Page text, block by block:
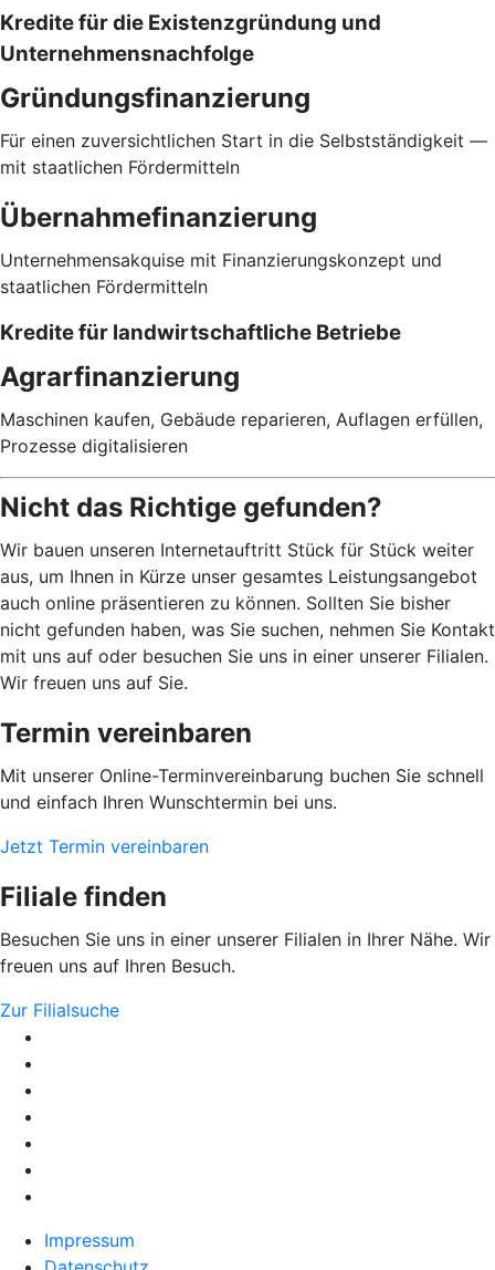
Kredite für die Existenzgründung und
Unternehmensnachfolge
Gründungsfinanzierung
Für einen zuversichtlichen Start in die Selbstständigkeit —
mit staatlichen Fördermitteln
Übernahmefinanzierung
Unternehmensakquise mit Finanzierungskonzept und
staatlichen Fördermitteln
Kredite für landwirtschaftliche Betriebe
Agrarfinanzierung
Maschinen kaufen, Gebäude reparieren, Auflagen erfüllen,
Prozesse digitalisieren
Nicht das Richtige gefunden?
Wir bauen unseren Internetauftritt Stück für Stück weiter
aus, um Ihnen in Kürze unser gesamtes Leistungsangebot
auch online präsentieren zu können. Sollten Sie bisher
nicht gefunden haben, was Sie suchen, nehmen Sie Kontakt
mit uns auf oder besuchen Sie uns in einer unserer Filialen.
Wir freuen uns auf Sie.
Termin vereinbaren
Mit unserer Online-Terminvereinbarung buchen Sie schnell
und einfach Ihren Wunschtermin bei uns.
Jetzt Termin vereinbaren
Filiale finden
Besuchen Sie uns in einer unserer Filialen in Ihrer Nähe. Wir
freuen uns auf Ihren Besuch.
Zur Filialsuche
Impressum